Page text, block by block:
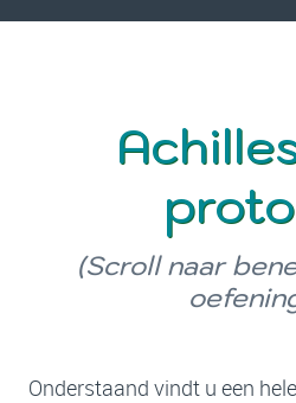
(Scroll naar
Onderstaand vindt u een